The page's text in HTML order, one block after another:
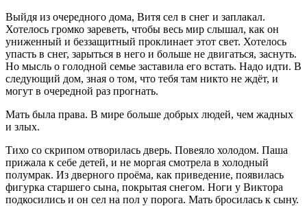
Выйдя из очередного дома, Витя сел в снег и заплакал.
Хотелось громко зареветь, чтобы весь мир слышал, как он
униженный и беззащитный проклинает этот свет. Хотелось
упасть в снег, зарыться в него и больше не двигаться, заснуть.
Но мысль о голодной семье заставила его встать. Надо идти. В
следующий дом, зная о том, что тебя там никто не ждёт, и
могут в очередной раз прогнать.
Мать была права. В мире больше добрых людей, чем жадных
и злых.
Тихо со скрипом отворилась дверь. Повеяло холодом. Паша
прижала к себе детей, и не моргая смотрела в холодный
полумрак. Из дверного проёма, как приведение, появилась
фигурка старшего сына, покрытая снегом. Ноги у Виктора
подкосились и он сел на пол у порога. Мать бросилась к сыну.